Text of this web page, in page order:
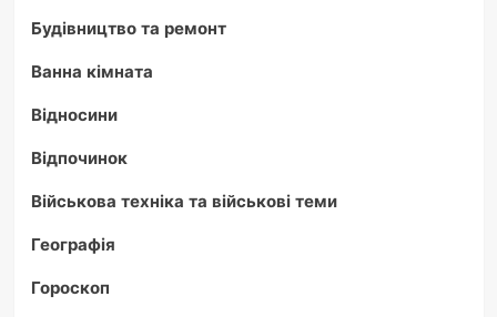
Будівництво та ремонт
Ванна кімната
Відносини
Відпочинок
Військова техніка та військові теми
Географія
Гороскоп